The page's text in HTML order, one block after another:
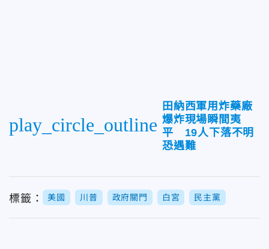
play_circle_outline
田納西軍用炸藥廠
爆炸現場瞬間夷
平 19人下落不明
恐遇難
標籤： 美國 川普 政府關門 白宮 民主黨